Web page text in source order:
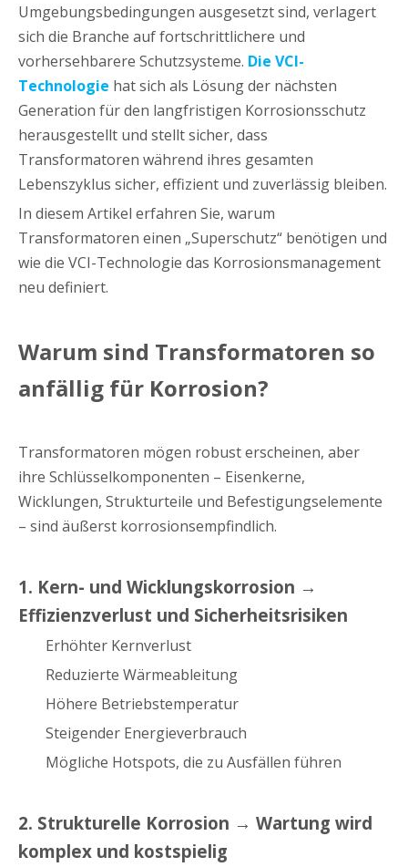
Umgebungsbedingungen ausgesetzt sind, verlagert
sich die Branche auf fortschrittlichere und
vorhersehbarere Schutzsysteme. Die VCI-
Technologie hat sich als Lösung der nächsten
Generation für den langfristigen Korrosionsschutz
herausgestellt und stellt sicher, dass
Transformatoren während ihres gesamten
Lebenszyklus sicher, effizient und zuverlässig bleiben.
In diesem Artikel erfahren Sie, warum
Transformatoren einen „Superschutz“ benötigen und
wie die VCI-Technologie das Korrosionsmanagement
neu definiert.
Warum sind Transformatoren so
anfällig für Korrosion?
Transformatoren mögen robust erscheinen, aber
ihre Schlüsselkomponenten – Eisenkerne,
Wicklungen, Strukturteile und Befestigungselemente
– sind äußerst korrosionsempfindlich.
1. Kern- und Wicklungskorrosion →
Effizienzverlust und Sicherheitsrisiken
Erhöhter Kernverlust
Reduzierte Wärmeableitung
Höhere Betriebstemperatur
Steigender Energieverbrauch
Mögliche Hotspots, die zu Ausfällen führen
2. Strukturelle Korrosion → Wartung wird
komplex und kostspielig